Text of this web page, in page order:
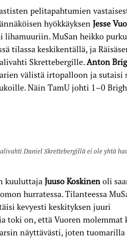
pelitapahtumien
hyökkäyksenJesse
MuSan heikko
tilassa keskikentällä, ja
Skrettebergille.Anton
välistä irtopalloon ja sutaisi
Näin TamU johti 1–0
Daniel Skrettebergillä ei ole yhtä
kuuluttajaJuuso Koskinen oli
hurratessa. Tilanteessa
kevyesti keskityksen juuri
toki on, että Vuoren molemmat
näyttävästi, joten